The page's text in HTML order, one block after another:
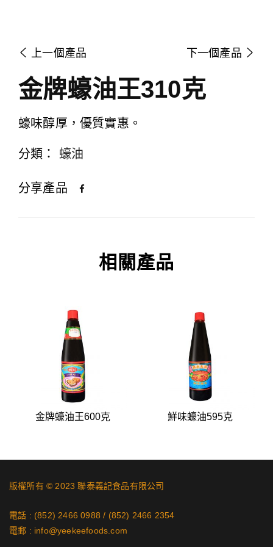
下一個產品
上一個產品
金牌蠔油王310克
蠔味醇厚，優質實惠。
分類： 蠔油
分享產品
相關產品
金牌蠔油王600克 鮮味蠔油595克
版權所有 © 2023 聯泰義記食品有限公司
電話 : (852) 2466 0988 / (852) 2466 2354
電郵 : info@yeekeefoods.com